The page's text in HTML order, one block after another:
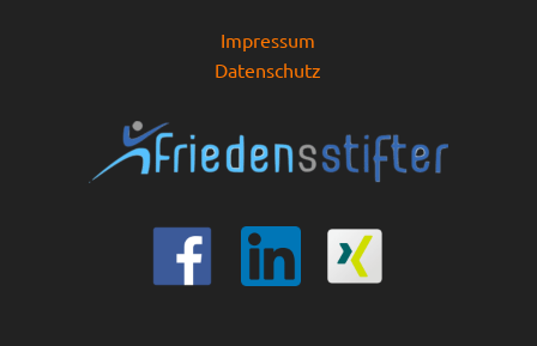
Impressum
Datenschutz